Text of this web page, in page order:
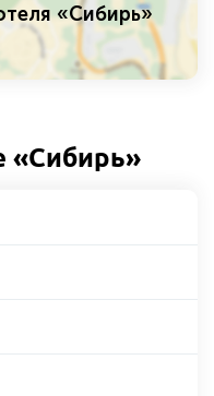
«Сибирь»
«Сибирь»